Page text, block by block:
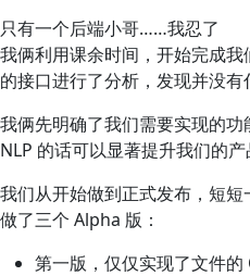
只有一个后端小哥……我忍了
我俩利用课余时间，开始完成
的接口进行了分析，发现并没有
我俩先明确了我们需要实现的
NLP 的话可以显著提升我们的产
我们从开始做到正式发布，短
做了三个 Alpha 版：
第一版，仅仅实现了文件的